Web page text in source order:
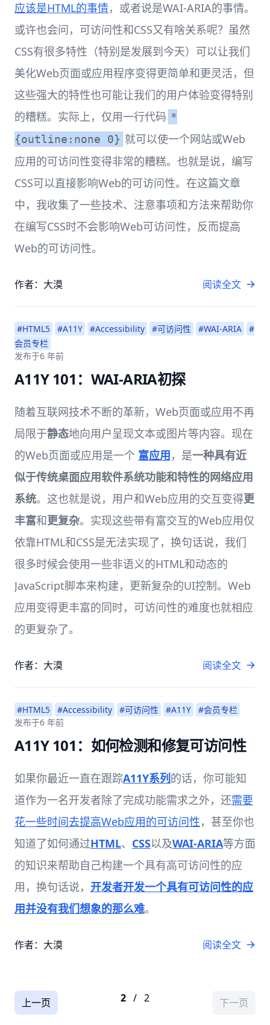
应该是HTML的事情，或者说是WAI-ARIA的事情。
或许也会问，可访问性和CSS又有啥关系呢？虽然
CSS有很多特性（特别是发展到今天）可以让我们
美化Web页面或应用程序变得更简单和更灵活，但
这些强大的特性也可能让我们的用户体验变得特别
的糟糕。实际上，仅用一行代码 *
{outline:none 0} 就可以使一个网站或Web
应用的可访问性变得非常的糟糕。也就是说，编写
CSS可以直接影响Web的可访问性。在这篇文章
中，我收集了一些技术、注意事项和方法来帮助你
在编写CSS时不会影响Web可访问性，反而提高
Web的可访问性。
作者：大漠 阅读全文
#HTML5 #A11Y #Accessibility #可访问性 #WAI-ARIA
#
会员专栏
发布于6 年前
A11Y 101：WAI-ARIA初探
随着互联网技术不断的革新，Web页面或应用不再
局限于静态地向用户呈现文本或图片等内容。现在
的Web页面或应用是一个 富应用，是一种具有近
似于传统桌面应用软件系统功能和特性的网络应用
系统。这也就是说，用户和Web应用的交互变得更
丰富和更复杂。实现这些带有富交互的Web应用仅
依靠HTML和CSS是无法实现了，换句话说，我们
很多时候会使用一些非语义的HTML和动态的
JavaScript脚本来构建，更新复杂的UI控制。Web
应用变得更丰富的同时，可访问性的难度也就相应
的更复杂了。
作者：大漠 阅读全文
#HTML5 #Accessibility #可访问性 #A11Y
#会员专栏
发布于6 年前
A11Y 101：如何检测和修复可访问性
如果你最近一直在跟踪A11Y系列的话，你可能知
道作为一名开发者除了完成功能需求之外，还需要
花一些时间去提高Web应用的可访问性，甚至你也
知道了如何通过HTML、 CSS以及WAI-ARIA等方面
的知识来帮助自己构建一个具有高可访问性的应
用，换句话说， 开发者开发一个具有可访问性的应
用并没有我们想象的那么难。
作者：大漠 阅读全文
上一页 2 / 2 下一页